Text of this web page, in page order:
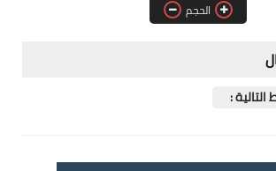
فرص عمل في العراقالحجم
: